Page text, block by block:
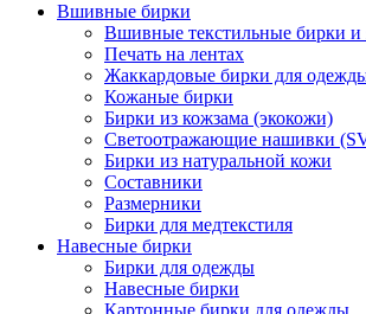
Вшивные бирки
Вшивные текстильные бирки и
Печать на лентах
Жаккардовые бирки для
Кожаные бирки
Бирки из кожзама (экокожи)
Светоотражающие нашивки
Бирки из натуральной кожи
Составники
Размерники
Бирки для медтекстиля
Навесные бирки
Бирки для одежды
Навесные бирки
Картонные бирки для одежды